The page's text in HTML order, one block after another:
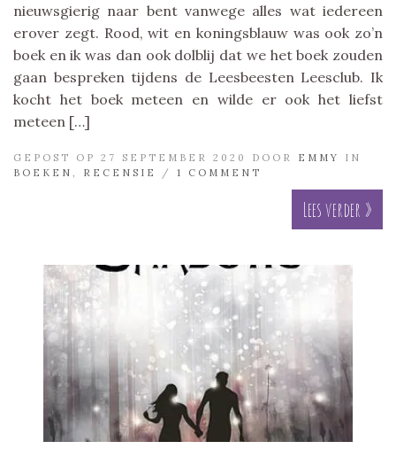
nieuwsgierig naar bent vanwege alles wat iedereen
erover zegt. Rood, wit en koningsblauw was ook zo’n
boek en ik was dan ook dolblij dat we het boek zouden
gaan bespreken tijdens de Leesbeesten Leesclub. Ik
kocht het boek meteen en wilde er ook het liefst
meteen […]
GEPOST OP 27 SEPTEMBER 2020 DOOR EMMY
IN
BOEKEN
RECENSIE / 1 COMMENT
Lees verder »